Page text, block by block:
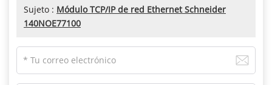
Sujeto : Módulo TCP/IP de red Ethernet Schneider
140NOE77100